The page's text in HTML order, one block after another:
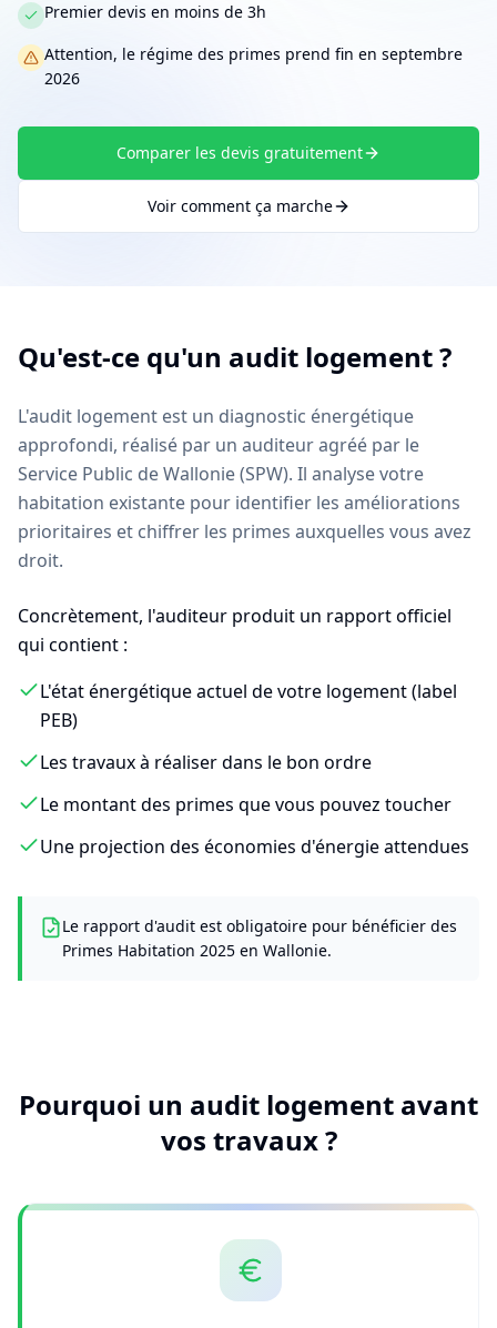
Premier devis en moins de 3h
Attention, le régime des primes prend fin en septembre
2026
Comparer les devis gratuitement
Voir comment ça marche
Qu'est-ce qu'un audit logement ?
L'audit logement est un diagnostic énergétique
approfondi, réalisé par un auditeur agréé par le
Service Public de Wallonie (SPW). Il analyse votre
habitation existante pour identifier les améliorations
prioritaires et chiffrer les primes auxquelles vous avez
droit.
Concrètement, l'auditeur produit un rapport officiel
qui contient :
L'état énergétique actuel de votre logement (label
PEB)
Les travaux à réaliser dans le bon ordre
Le montant des primes que vous pouvez toucher
Une projection des économies d'énergie attendues
Le rapport d'audit est obligatoire pour bénéficier des
Primes Habitation 2025 en Wallonie.
Pourquoi un audit logement avant
vos travaux ?